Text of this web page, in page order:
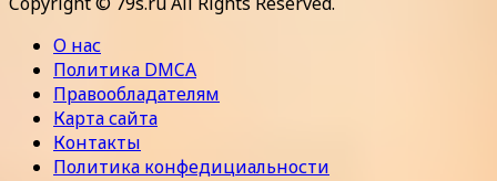
О нас
Политика DMCA
Правообладателям
Карта сайта
Контакты
Политика конфедициальности